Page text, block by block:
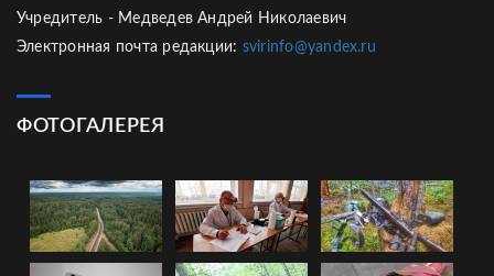
Учредитель - Медведев Андрей Николаевич
Электронная почта редакции: svirinfo@yandex.ru
ФОТОГАЛЕРЕЯ